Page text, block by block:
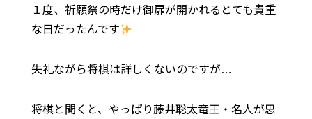
１度、祈願祭の時だけ御扉が開かれるとても貴重
な日だったんです
失礼ながら将棋は詳しくないのですが…
将棋と聞くと、やっぱり藤井聡太竜王・名人が思